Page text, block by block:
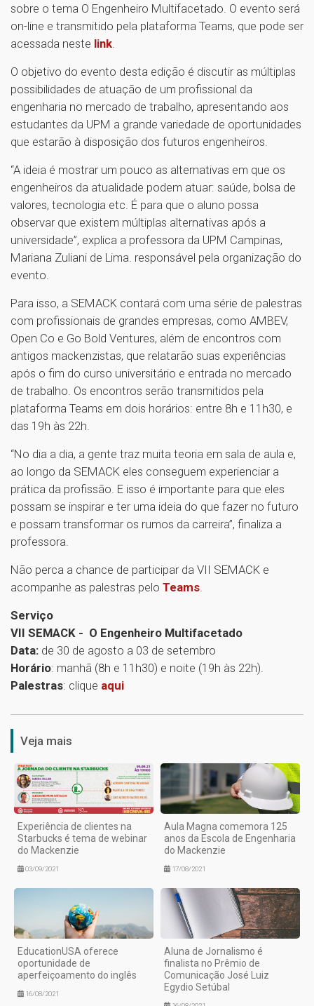
sobre o tema O Engenheiro Multifacetado. O evento será
on-line e transmitido pela plataforma Teams, que pode ser
acessada neste link
O objetivo do evento desta edição é discutir as múltiplas
possibilidades de atuação de um profissional da
engenharia no mercado de trabalho, apresentando aos
estudantes da UPM a grande variedade de oportunidades
que estarão à disposição dos futuros engenheiros.
“A ideia é mostrar um pouco as alternativas em que os
engenheiros da atualidade podem atuar: saúde, bolsa de
valores, tecnologia etc. É para que o aluno possa
observar que existem múltiplas alternativas após a
universidade”, explica a professora da UPM Campinas,
Mariana Zuliani de Lima. responsável pela organização do
evento.
Para isso, a SEMACK contará com uma série de palestras
com profissionais de grandes empresas, como AMBEV,
Open Co e Go Bold Ventures, além de encontros com
antigos mackenzistas, que relatarão suas experiências
após o fim do curso universitário e entrada no mercado
de trabalho. Os encontros serão transmitidos pela
plataforma Teams em dois horários: entre 8h e 11h30, e
das 19h às 22h.
“No dia a dia, a gente traz muita teoria em sala de aula e,
ao longo da SEMACK eles conseguem experienciar a
prática da profissão. E isso é importante para que eles
possam se inspirar e ter uma ideia do que fazer no futuro
e possam transformar os rumos da carreira”, finaliza a
professora.
Não perca a chance de participar da VII SEMACK e
acompanhe as palestras pelo Teams
Serviço
VII SEMACK - O Engenheiro Multifacetado
Data: de 30 de agosto a 03 de setembro
Horário: manhã (8h e 11h30) e noite (19h às 22h).
Palestras: clique aqui
Veja mais
Experiência de clientes na
Starbucks é tema de webinar
do Mackenzie
03/09/2021
Aula Magna comemora 125
anos da Escola de Engenharia
do Mackenzie
17/08/2021
EducationUSA oferece
oportunidade de
aperfeiçoamento do inglês
16/08/2021
Aluna de Jornalismo é
finalista no Prêmio de
Comunicação José Luiz
Egydio Setúbal